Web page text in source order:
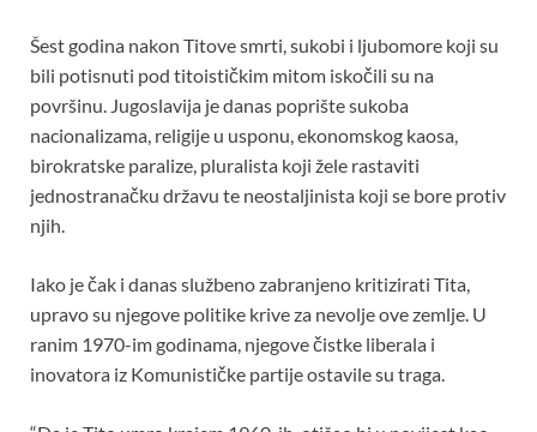
Šest godina nakon Titove smrti, sukobi i ljubomore koji su
bili potisnuti pod titoističkim mitom iskočili su na
površinu. Jugoslavija je danas poprište sukoba
nacionalizama, religije u usponu, ekonomskog kaosa,
birokratske paralize, pluralista koji žele rastaviti
jednostranačku državu te neostaljinista koji se bore protiv
njih.
Iako je čak i danas službeno zabranjeno kritizirati Tita,
upravo su njegove politike krive za nevolje ove zemlje. U
ranim 1970-im godinama, njegove čistke liberala i
inovatora iz Komunističke partije ostavile su traga.